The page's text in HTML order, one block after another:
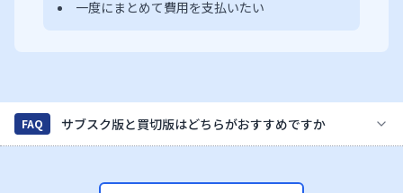
一度にまとめて費用を支払いたい
FAQ サブスク版と買切版はどちらがおすすめですか